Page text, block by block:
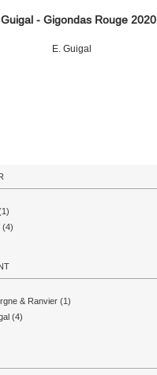
- Gigondas Rouge 2020
E. Guigal
(4)
& Ranvier (1)
(4)